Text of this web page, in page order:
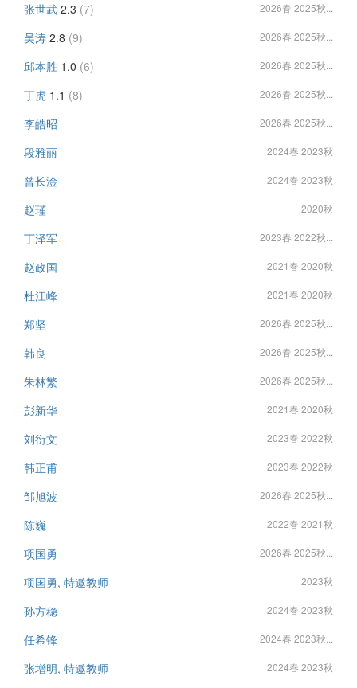
张世武 2.3 (7) 2026春 2025秋...
吴涛 2.8 (9) 2026春 2025秋...
邱本胜 1.0 (6) 2026春 2025秋...
丁虎 1.1 (8) 2026春 2025秋...
李皓昭 2026春 2025秋...
段雅丽 2024春 2023秋
曾长淦 2024春 2023秋
赵瑾 2020秋
丁泽军 2023春 2022秋...
赵政国 2021春 2020秋
杜江峰 2021春 2020秋
郑坚 2026春 2025秋...
韩良 2026春 2025秋...
朱林繁 2026春 2025秋...
彭新华 2021春 2020秋
刘衍文 2023春 2022秋
韩正甫 2023春 2022秋
邹旭波 2026春 2025秋...
陈巍 2022春 2021秋
项国勇 2026春 2025秋...
项国勇, 特邀教师 2023秋
孙方稳 2024春 2023秋
任希锋 2024春 2023秋...
张增明, 特邀教师 2024春 2023秋